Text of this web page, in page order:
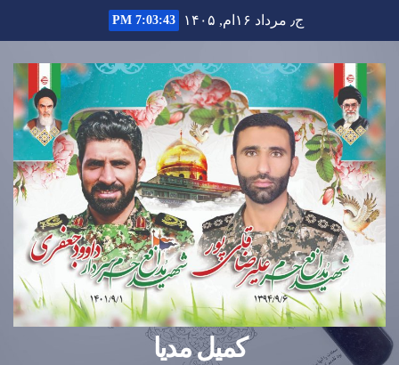
to
content
ج٫ مرداد ۱۶ام, ۱۴۰۵ 7:03:44 PM
کمیل مدیا